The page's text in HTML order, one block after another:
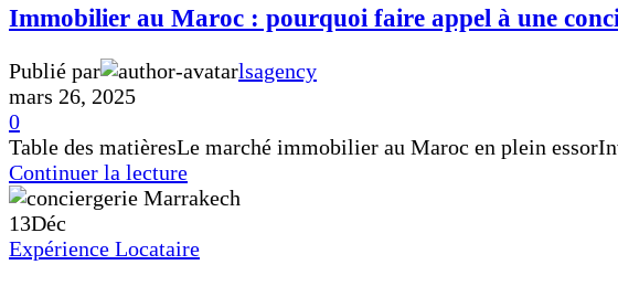
Immobilier au Maroc : pourquoi faire appel à une
Publié par
lsagency
mars 26, 2025
0
Table des matièresLe marché immobilier au Maroc en plein
Continuer la lecture
13Déc
Expérience Locataire